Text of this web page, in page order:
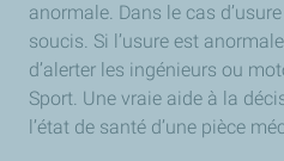
anormale. Dans le cas
soucis. Si l’usure est
d’alerter les ingénieurs ou
Sport. Une vraie aide à la
l’état de santé d’une pièce